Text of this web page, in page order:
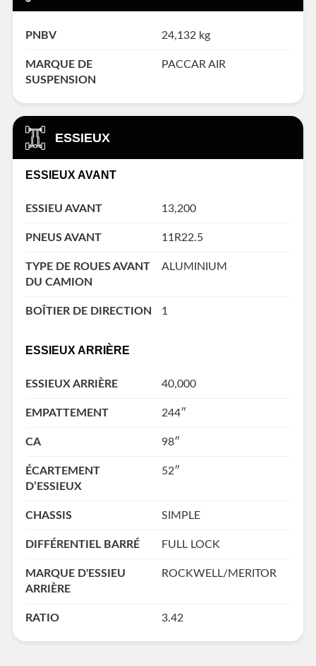
PNBV 24,132 kg
MARQUE DE
SUSPENSION
PACCAR AIR
ESSIEUX
ESSIEUX AVANT
ESSIEU AVANT 13,200
PNEUS AVANT 11R22.5
TYPE DE ROUES AVANT
DU CAMION
ALUMINIUM
BOÎTIER DE DIRECTION 1
ESSIEUX ARRIÈRE
ESSIEUX ARRIÈRE 40,000
EMPATTEMENT 244″
CA 98″
ÉCARTEMENT
D’ESSIEUX
52″
CHASSIS SIMPLE
DIFFÉRENTIEL BARRÉ FULL LOCK
MARQUE D'ESSIEU
ARRIÈRE
ROCKWELL/MERITOR
RATIO 3.42